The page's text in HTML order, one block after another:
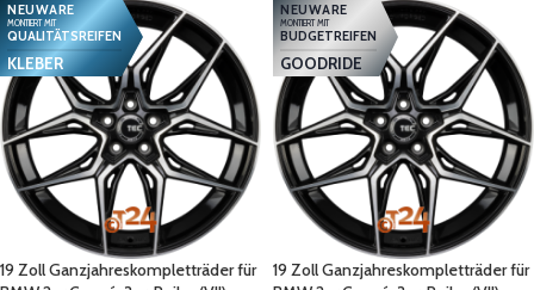
NEUWARE
MONTIERT MIT
QUALITÄTSREIFEN
KLEBER
19 Zoll Ganzjahreskompletträder für
NEUWARE
MONTIERT MIT
BUDGETREIFEN
GOODRIDE
19 Zoll Ganzjahreskompletträder für